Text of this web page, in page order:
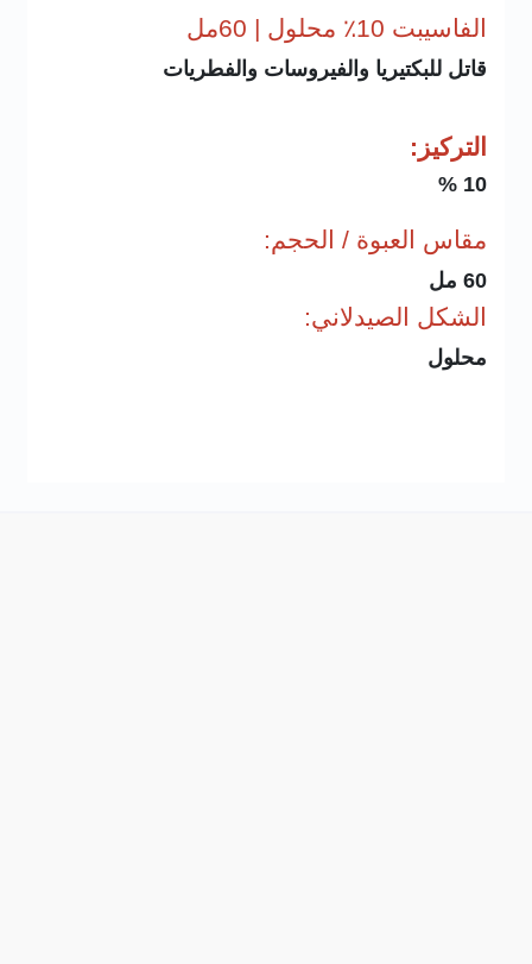
الفاسيبت 10٪ محلول | 60مل
قاتل للبكتيريا والفيروسات والفطريات
التركيز:
10 %
مقاس العبوة / الحجم:
60 مل
الشكل الصيدلاني:
محلول